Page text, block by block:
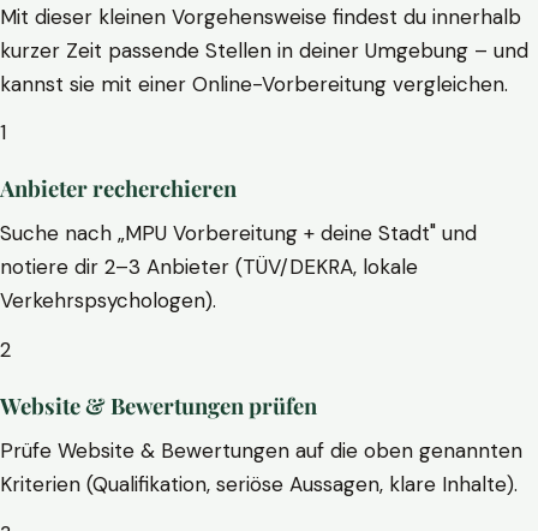
Mit dieser kleinen Vorgehensweise findest du innerhalb
kurzer Zeit passende Stellen in deiner Umgebung – und
kannst sie mit einer Online-Vorbereitung vergleichen.
1
Anbieter recherchieren
Suche nach „MPU Vorbereitung + deine Stadt" und
notiere dir 2–3 Anbieter (TÜV/DEKRA, lokale
Verkehrspsychologen).
2
Website & Bewertungen prüfen
Prüfe Website & Bewertungen auf die oben genannten
Kriterien (Qualifikation, seriöse Aussagen, klare Inhalte).